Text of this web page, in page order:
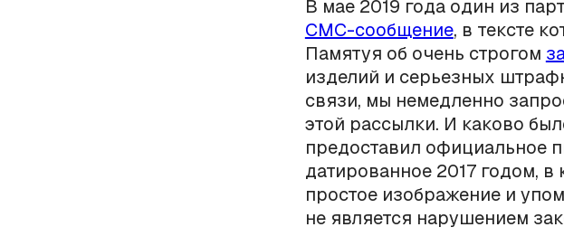
В мае 2019 года один из
СМС-сообщение, в тексте
Памятуя об очень строгом
изделий и серьезных
связи, мы немедленно
этой рассылки. И каково
предоставил официальное
датированное 2017 годом, в
простое изображение и
не является нарушением